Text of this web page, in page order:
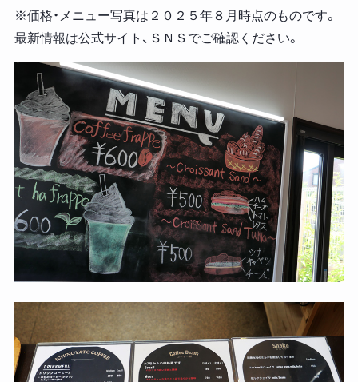
※価格・メニュー写真は２０２５年８月時点のものです。
最新情報は公式サイト、ＳＮＳでご確認ください。